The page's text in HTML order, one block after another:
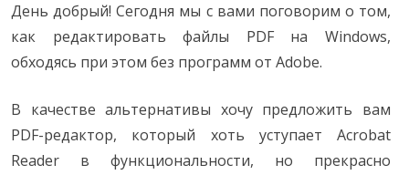
День добрый! Сегодня мы с вами поговорим о том,
как редактировать файлы PDF на Windows,
обходясь при этом без программ от Adobe.
В качестве альтернативы хочу предложить вам
PDF-редактор, который хоть уступает Acrobat
Reader в функциональности, но прекрасно